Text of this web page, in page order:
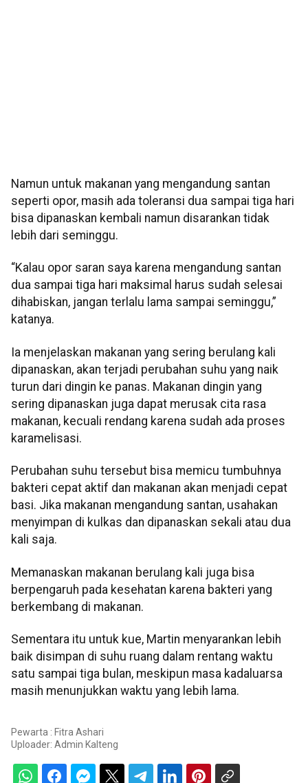
Namun untuk makanan yang mengandung santan
seperti opor, masih ada toleransi dua sampai tiga hari
bisa dipanaskan kembali namun disarankan tidak
lebih dari seminggu.
“Kalau opor saran saya karena mengandung santan
dua sampai tiga hari maksimal harus sudah selesai
dihabiskan, jangan terlalu lama sampai seminggu,”
katanya.
Ia menjelaskan makanan yang sering berulang kali
dipanaskan, akan terjadi perubahan suhu yang naik
turun dari dingin ke panas. Makanan dingin yang
sering dipanaskan juga dapat merusak cita rasa
makanan, kecuali rendang karena sudah ada proses
karamelisasi.
Perubahan suhu tersebut bisa memicu tumbuhnya
bakteri cepat aktif dan makanan akan menjadi cepat
basi. Jika makanan mengandung santan, usahakan
menyimpan di kulkas dan dipanaskan sekali atau dua
kali saja.
Memanaskan makanan berulang kali juga bisa
berpengaruh pada kesehatan karena bakteri yang
berkembang di makanan.
Sementara itu untuk kue, Martin menyarankan lebih
baik disimpan di suhu ruang dalam rentang waktu
satu sampai tiga bulan, meskipun masa kadaluarsa
masih menunjukkan waktu yang lebih lama.
Pewarta : Fitra Ashari
Uploader: Admin Kalteng